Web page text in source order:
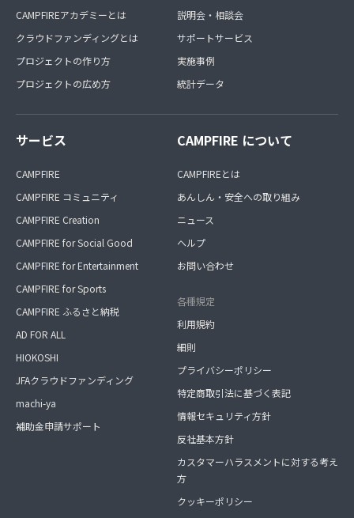
CAMPFIREアカデミーとは
クラウドファンディングとは
プロジェクトの作り方
プロジェクトの広め方
説明会・相談会
サポートサービス
実施事例
統計データ
サービス
CAMPFIRE
CAMPFIRE コミュニティ
CAMPFIRE Creation
CAMPFIRE for Social Good
CAMPFIRE for Entertainment
CAMPFIRE for Sports
CAMPFIRE ふるさと納税
AD FOR ALL
HIOKOSHI
JFAクラウドファンディング
machi-ya
補助金申請サポート
CAMPFIRE について
CAMPFIREとは
あんしん・安全への取り組み
ニュース
ヘルプ
お問い合わせ
各種規定
利用規約
細則
プライバシーポリシー
特定商取引法に基づく表記
情報セキュリティ方針
反社基本方針
カスタマーハラスメントに対する考え
方
クッキーポリシー